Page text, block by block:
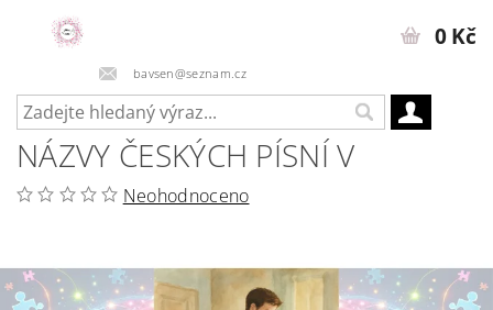
bavsen@seznam.cz
0 Kč
NÁZVY ČESKÝCH PÍSNÍ V
Neohodnoceno